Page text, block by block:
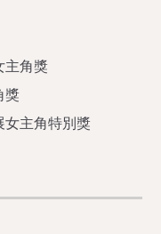
主角獎
獎
女主角特別獎